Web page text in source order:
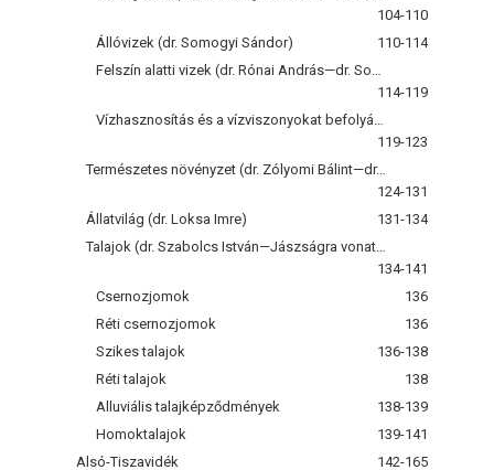
104-110
Állóvizek (dr. Somogyi Sándor)
110-114
114-119
119-123
Természetes növényzet (dr. Zólyomi Bálint—dr. Simon Tibor)
124-131
Állatvilág (dr. Loksa Imre)
131-134
134-141
Csernozjomok
136
Réti csernozjomok
136
Szikes talajok
136-138
Réti talajok
138
Alluviális talajképződmények
138-139
Homoktalajok
139-141
Alsó-Tiszavidék
142-165